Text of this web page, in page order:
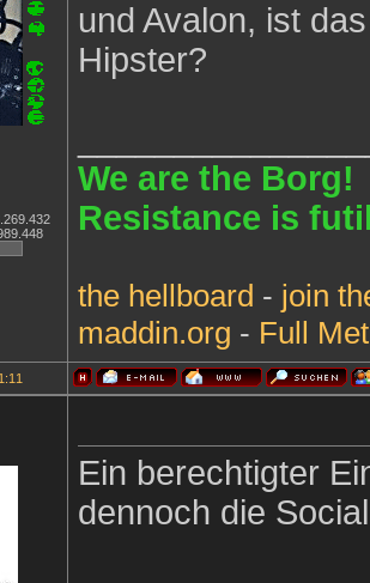
und Avalon, ist
Hipster?
We are the Borg!
Resistance is
the hellboard - join
maddin.org - Full
Ein berechtigter
dennoch die